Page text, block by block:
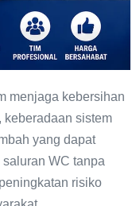
menjaga kebersihan
sistem
yang dapat
WC tanpa
risiko